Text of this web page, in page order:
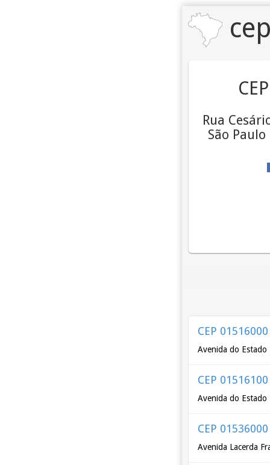
Rua
São Paulo
CEP 01516000
Avenida do
CEP 01516100
Avenida do
CEP 01536000
Avenida Lacerda